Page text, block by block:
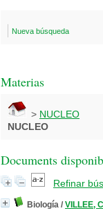
Nueva búsqueda
Materias
> NUCLEO
NUCLEO
Documents
Refinar
Biología / VILLEE,